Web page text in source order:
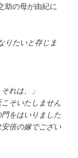
助の母が由紀に
りたいと存じま
れは、」
こそいたしません
をはいりました
倍の嫁でござい